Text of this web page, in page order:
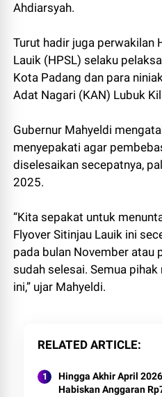
Ahdiarsyah.
Turut hadir juga perwakilan
Lauik (HPSL) selaku
Kota Padang dan para
Adat Nagari (KAN) Lubuk
Gubernur Mahyeldi
menyepakati agar
diselesaikan secepatnya,
2025.
“Kita sepakat untuk
Flyover Sitinjau Lauik ini
pada bulan November atau
sudah selesai. Semua
ini,” ujar Mahyeldi.
RELATED ARTICLE
Hingga Akhir April
Habiskan Anggaran